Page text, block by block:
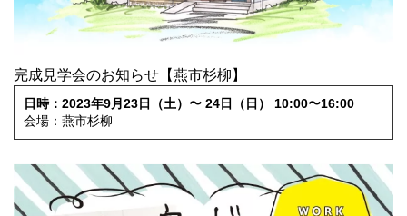
完成見学会のお知らせ【燕市杉柳】
日時：2023年9月23日（土）〜 24日（日） 10:00〜16:00
会場：燕市杉柳